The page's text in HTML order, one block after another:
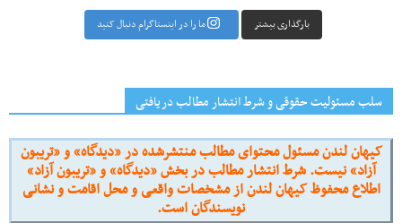
بارگذاری بیشتر ما را در اینستاگرام دنبال کنید
سلب مسئولیت حقوقی و شرط انتشار مطالب دریافتی
کیهان لندن مسئول محتوای مطالب منتشرشده در «دیدگاه» و «تریبون
آزاد» نیست. شرط انتشار مطالب در بخش «دیدگاه» و «تریبون آزاد»
اطلاع محفوظ کیهان لندن از مشخصات واقعی و محل اقامت و نشانی
نویسندگان است.